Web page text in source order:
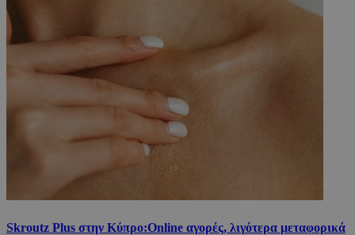
Skroutz Plus στην Κύπρο:Online αγορές, λιγότερα μεταφορικά